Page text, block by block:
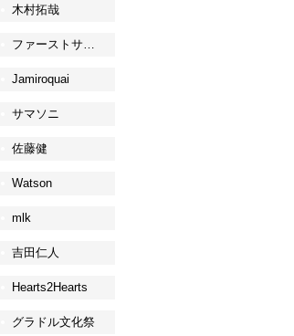
木村拓哉
ファーストサマーウイカ
Jamiroquai
サマソニ
佐藤健
Watson
mlk
吉田仁人
Hearts2Hearts
グラドル文化祭